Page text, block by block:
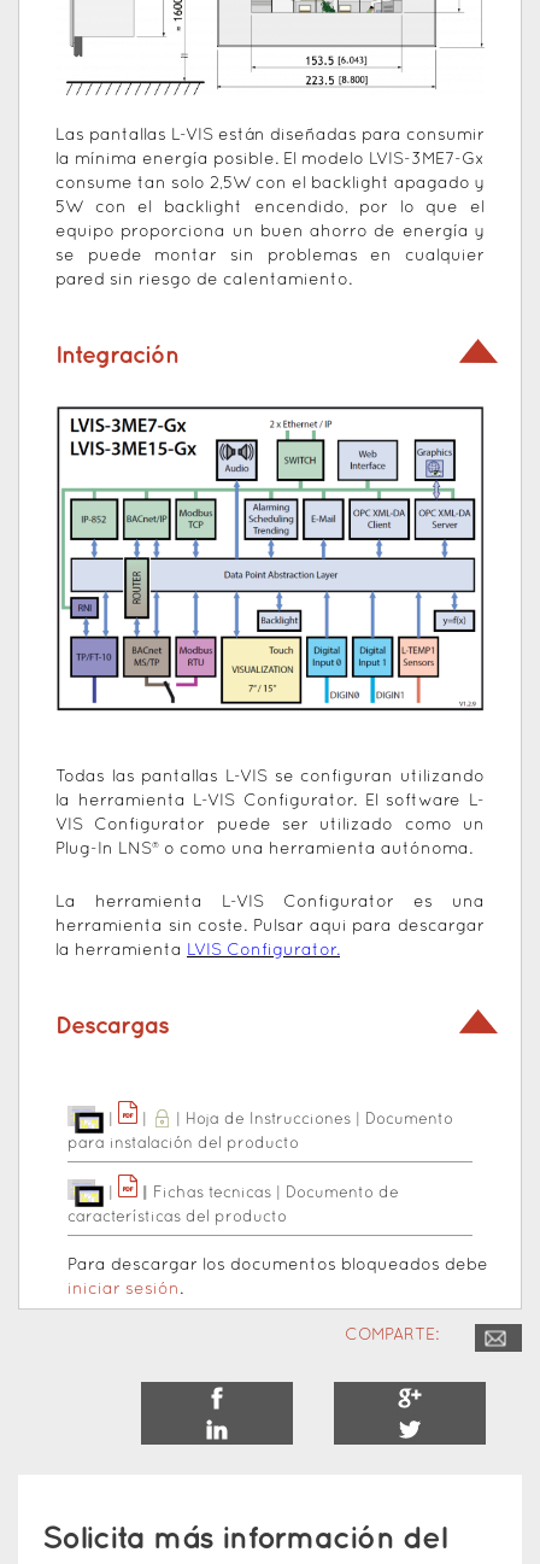
Las pantallas L-VIS están diseñadas para consumir
la mínima energía posible. El modelo LVIS-3ME7-Gx
consume tan solo 2,5W con el backlight apagado y
5W con el backlight encendido, por lo que el
equipo proporciona un buen ahorro de energía y
se puede montar sin problemas en cualquier
pared sin riesgo de calentamiento.
Integración
Todas las pantallas L-VIS se configuran utilizando
la herramienta L-VIS Configurator. El software L-
VIS Configurator puede ser utilizado como un
Plug-In LNS® o como una herramienta autónoma.
La herramienta L-VIS Configurator es una
herramienta sin coste. Pulsar aqui para descargar
la herramienta
LVIS Configurator.
Descargas
Hoja de Instrucciones
Documento
para instalación del producto
Fichas tecnicas
Documento de
características del producto
Para descargar los documentos bloqueados debe
iniciar sesión .
COMPARTE:
Solicita más información del